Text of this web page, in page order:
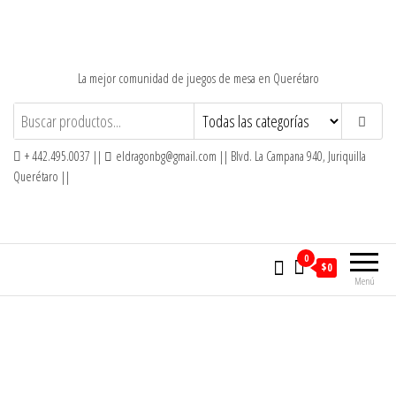
La mejor comunidad de juegos de mesa en Querétaro
+ 442.495.0037 ||
eldragonbg@gmail.com || Blvd. La Campana 940, Juriquilla
Querétaro ||
Menú
0
$0